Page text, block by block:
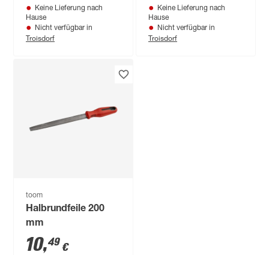
Keine Lieferung nach
Hause
Nicht verfügbar in
Troisdorf
Keine Lieferung nach
Hause
Nicht verfügbar in
Troisdorf
toom
Halbrundfeile 200
mm
10,49 €